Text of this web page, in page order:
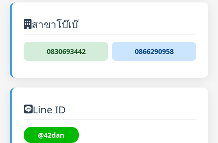
สาขาโบ๊เบ๊
0830693442 0866290958
Line ID
@42dan